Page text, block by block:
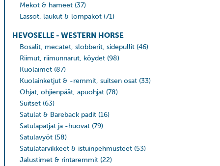
Mekot & hameet (37)
Lassot, laukut & lompakot (71)
HEVOSELLE - WESTERN HORSE
Bosalit, mecatet, slobberit, sidepullit (46)
Riimut, riimunnarut, köydet (98)
Kuolaimet (87)
Kuolainketjut & -remmit, suitsen osat (33)
Ohjat, ohjienpäät, apuohjat (78)
Suitset (63)
Satulat & Bareback padit (16)
Satulapatjat ja -huovat (79)
Satulavyöt (58)
Satulatarvikkeet & istuinpehmusteet (53)
Jalustimet & rintaremmit (22)